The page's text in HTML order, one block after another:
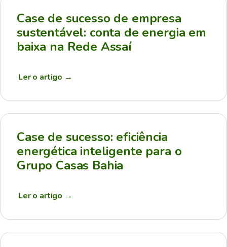
Case de sucesso de empresa
sustentável: conta de energia em
baixa na Rede Assaí
Ler o artigo →
Case de sucesso: eficiência
energética inteligente para o
Grupo Casas Bahia
Ler o artigo →